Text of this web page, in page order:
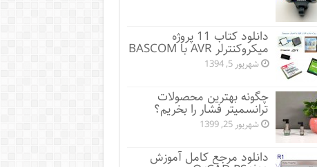
دانلود کتاب 11 پروژه
میکروکنترلر AVR با BASCOM
شهریور 5, 1394
چگونه بهترین محصولات
ترانسمیتر فشار را بخریم؟
شهریور 25, 1399
دانلود مرجع کامل آموزش